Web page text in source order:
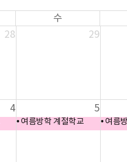
수
28 29
4 5
여름방학 계절학교 여름